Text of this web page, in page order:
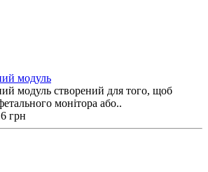
модуль
модуль створений для того, щоб
монітора або..
грн